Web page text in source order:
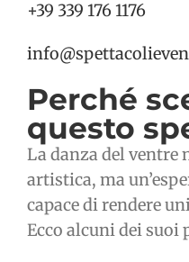
+39 339 176 1176
Perché
questo
La danza del ventre
artistica, ma
capace di rendere
Ecco alcuni dei suoi